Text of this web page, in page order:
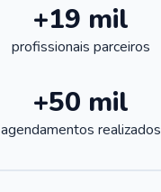
+19 mil
profissionais parceiros
+50 mil
agendamentos realizados